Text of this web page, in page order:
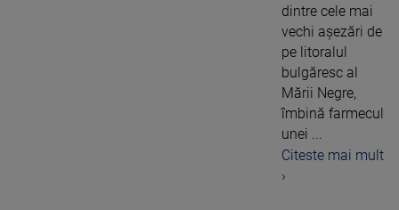
dintre cele mai
vechi așezări de
pe litoralul
bulgăresc al
Mării Negre,
îmbină farmecul
unei ...
Citeste mai mult
›